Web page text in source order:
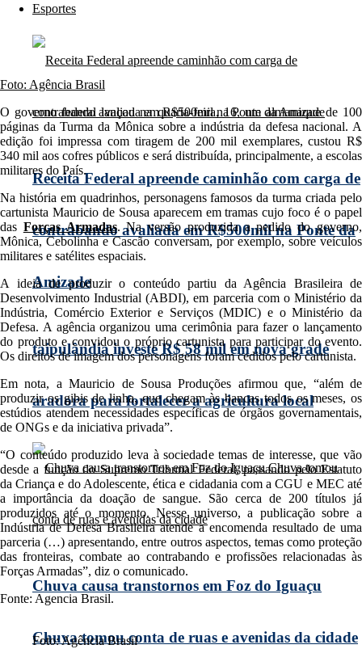
Esportes
Receita Federal apreende caminhão com carga de
contrabando avaliada em R$500mil na Ponte da
Amizade
taipulândia investe R$ 58 mil em nova grade
aradora para fortalecer a agricultura local
Chuva causa transtornos em Foz do Iguaçu
Chuva tomou conta de ruas e avenidas da cidade
Foto: Agência Brasil
O governo federal lançou na quarta-feira, 16, um almanaque de 100
páginas da Turma da Mônica sobre a indústria da defesa nacional. A
edição foi impressa com tiragem de 200 mil exemplares, custou R$
340 mil aos cofres públicos e será distribuída, principalmente, a escolas
militares do País.
Na história em quadrinhos, personagens famosos da turma criada pelo
cartunista Mauricio de Sousa aparecem em tramas cujo foco é o papel
das Forças Armadas. Na versão produzida a pedido do governo,
Mônica, Cebolinha e Cascão conversam, por exemplo, sobre veículos
militares e satélites espaciais.
A ideia de produzir o conteúdo partiu da Agência Brasileira de
Desenvolvimento Industrial (ABDI), em parceria com o Ministério da
Indústria, Comércio Exterior e Serviços (MDIC) e o Ministério da
Defesa. A agência organizou uma cerimônia para fazer o lançamento
do produto e convidou o próprio cartunista para participar do evento.
Os direitos de imagem dos personagens foram cedidos pelo cartunista.
Em nota, a Mauricio de Sousa Produções afirmou que, “além de
produzir os gibis de linha, que chegam às bancas todos os meses, os
estúdios atendem necessidades específicas de órgãos governamentais,
de ONGs e da iniciativa privada”.
“O conteúdo produzido leva à sociedade temas de interesse, que vão
desde a função do Supremo Tribunal Federal, passando pelo Estatuto
da Criança e do Adolescente, ética e cidadania com a CGU e MEC até
a importância da doação de sangue. São cerca de 200 títulos já
produzidos até o momento. Nesse universo, a publicação sobre a
Indústria de Defesa Brasileira atende a encomenda resultado de uma
parceria (…) apresentando, entre outros aspectos, temas como proteção
das fronteiras, combate ao contrabando e profissões relacionadas às
Forças Armadas”, diz o comunicado.
Fonte: Agencia Brasil.
Foto: Agência Brasil